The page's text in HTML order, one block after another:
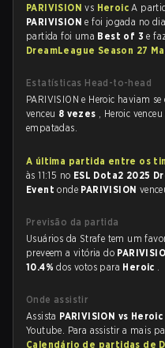
PARIVISIONvs HeroicA
PARIVISIONe foi jogada no
partida foi uma Best of 3e
DreamLeague Season 27
Estatísticas Head-to-head
PARIVISION e Heroic haviam
venceu 8 vezes , Heroic venceu
empatadas.
A última partida entre os
às 11:15 no ESL Dota2 2025
Eventonde PARIVISION
Previsão da partida
Usuários da Strafe tem um
preveem a vitória do
10.4%dos votos para Heroic .
Onde assistir
Assista PARIVISION vs Heroic
Youtube. Para assistir a mais
Calendário de partidas de